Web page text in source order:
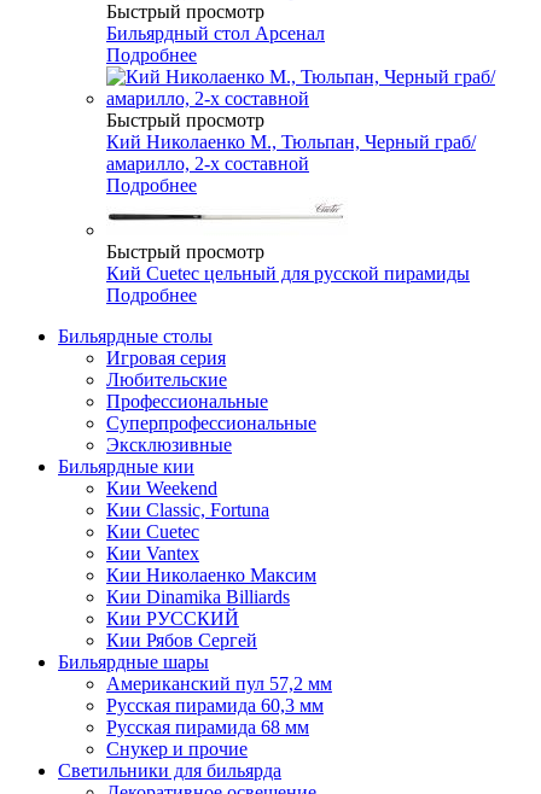
Быстрый просмотр
Бильярдный стол Арсенал
Подробнее
Быстрый просмотр
Кий Николаенко М., Тюльпан, Черный граб/
амарилло, 2-х составной
Подробнее
Быстрый просмотр
Кий Cuetec цельный для русской пирамиды
Подробнее
Бильярдные столы
Игровая серия
Любительские
Профессиональные
Суперпрофессиональные
Эксклюзивные
Бильярдные кии
Кии Weekend
Кии Classic, Fortuna
Кии Cuetec
Кии Vantex
Кии Николаенко Максим
Кии Dinamika Billiards
Кии РУССКИЙ
Кии Рябов Сергей
Бильярдные шары
Американский пул 57,2 мм
Русская пирамида 60,3 мм
Русская пирамида 68 мм
Снукер и прочие
Светильники для бильярда